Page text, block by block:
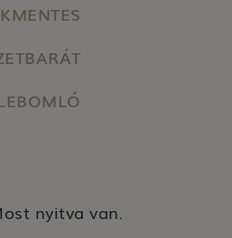
nyitva van.